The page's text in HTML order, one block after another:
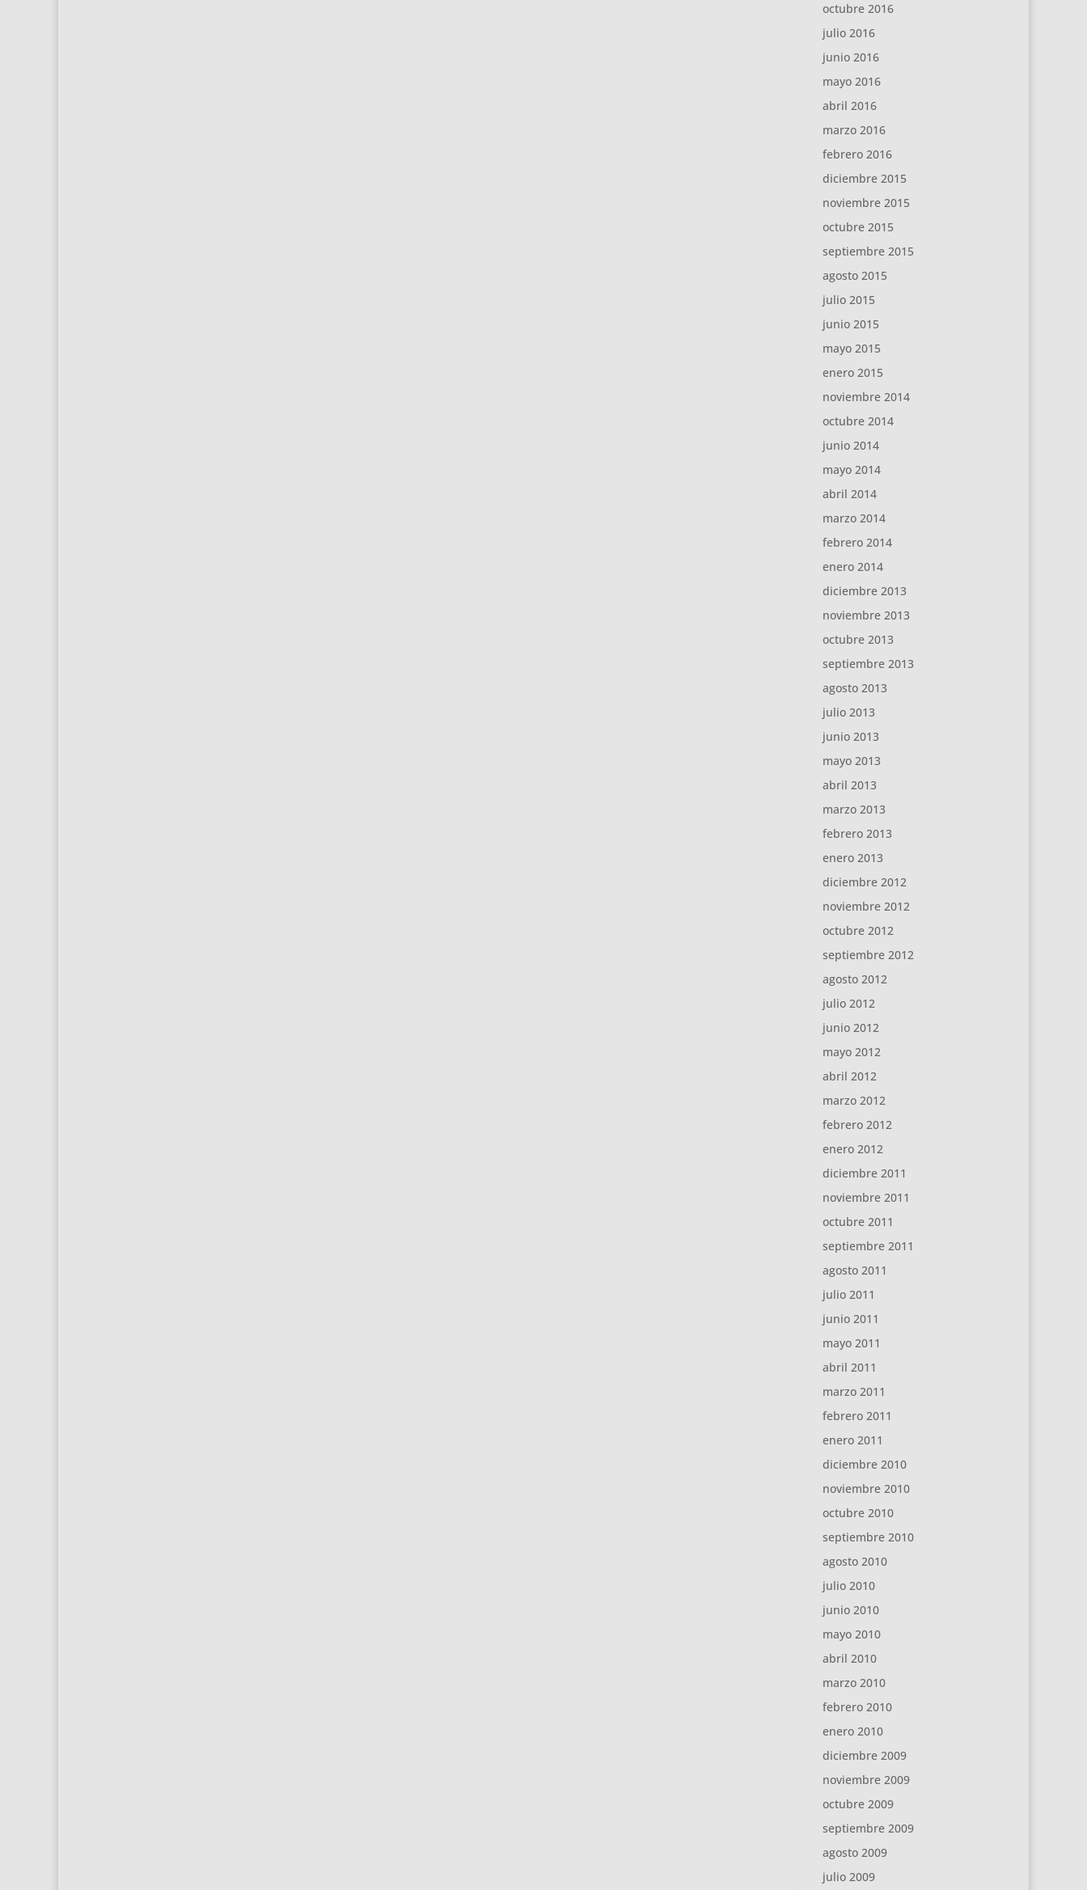
octubre 2016
julio 2016
junio 2016
mayo 2016
abril 2016
marzo 2016
febrero 2016
diciembre 2015
noviembre 2015
octubre 2015
septiembre 2015
agosto 2015
julio 2015
junio 2015
mayo 2015
enero 2015
noviembre 2014
octubre 2014
junio 2014
mayo 2014
abril 2014
marzo 2014
febrero 2014
enero 2014
diciembre 2013
noviembre 2013
octubre 2013
septiembre 2013
agosto 2013
julio 2013
junio 2013
mayo 2013
abril 2013
marzo 2013
febrero 2013
enero 2013
diciembre 2012
noviembre 2012
octubre 2012
septiembre 2012
agosto 2012
julio 2012
junio 2012
mayo 2012
abril 2012
marzo 2012
febrero 2012
enero 2012
diciembre 2011
noviembre 2011
octubre 2011
septiembre 2011
agosto 2011
julio 2011
junio 2011
mayo 2011
abril 2011
marzo 2011
febrero 2011
enero 2011
diciembre 2010
noviembre 2010
octubre 2010
septiembre 2010
agosto 2010
julio 2010
junio 2010
mayo 2010
abril 2010
marzo 2010
febrero 2010
enero 2010
diciembre 2009
noviembre 2009
octubre 2009
septiembre 2009
agosto 2009
julio 2009